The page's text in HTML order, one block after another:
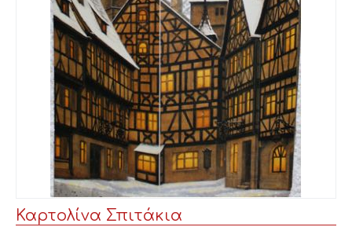
Καρτολίνα Σπιτάκια